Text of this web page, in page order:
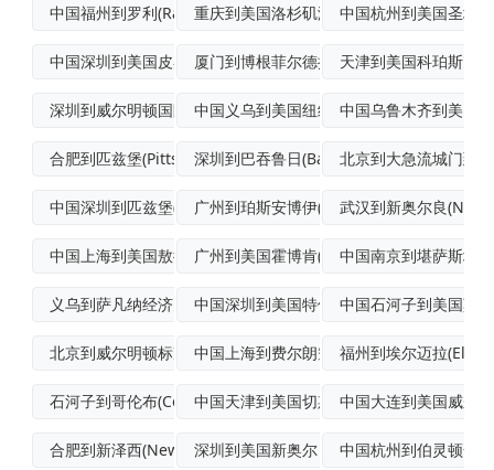
中国福州到罗利(Raleigh)空运门到重庆到美国洛杉矶海空联运中国杭州到美国圣地
中国深圳到美国皮奥里亚经济空运厦门到博根菲尔德拼箱海运天津到美国科珀斯克
深圳到威尔明顿国际快递中国义乌到美国纽约国际海运中国乌鲁木齐到美国
合肥到匹兹堡(Pittsburgh)国际深圳到巴吞鲁日(BatonRouge)国
北京到大急流城门到
中国深圳到匹兹堡(Pittsburgh)广州到珀斯安博伊(PerthAmboy)
武汉到新奥尔良
中国上海到美国敖德萨(Odessa)空运广州到美国霍博肯(Hoboken)国际海
中国南京到堪萨斯城
义乌到萨凡纳经济空运中国深圳到美国特伦顿(Trenton)海
中国石河子到美国莫
北京到威尔明顿标准空运中国上海到费尔朗空海联运福州到埃尔迈拉
石河子到哥伦布(Columbus)普货空中国天津到美国切斯特海运中国大连到美国威尔
合肥到新泽西(NewJersey)拼货空深圳到美国新奥尔良(NewOrleans
中国杭州到伯灵顿普